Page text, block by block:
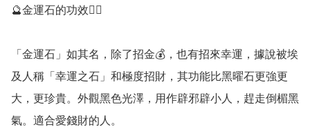
🔮金運石的功效💁‍♀️
「金運石」如其名，除了招金💰，也有招來幸運，據說被埃
及人稱「幸運之石」和極度招財，其功能比黑曜石更強更
大，更珍貴。外觀黑色光澤，用作辟邪辟小人，趕走倒楣黑
氣。適合愛錢財的人。